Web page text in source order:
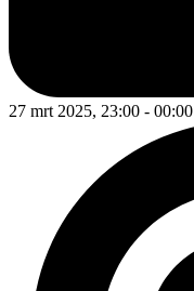
27 mrt 2025, 23:00 - 00:00